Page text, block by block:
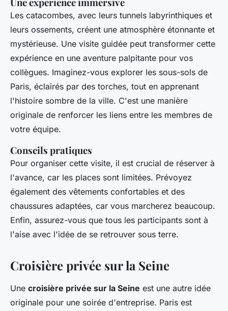
Les catacombes, avec leurs tunnels labyrinthiques et
leurs ossements, créent une atmosphère étonnante et
mystérieuse. Une visite guidée peut transformer cette
expérience en une aventure palpitante pour vos
collègues. Imaginez-vous explorer les sous-sols de
Paris, éclairés par des torches, tout en apprenant
l'histoire sombre de la ville. C'est une manière
originale de renforcer les liens entre les membres de
votre équipe.
Conseils pratiques
Pour organiser cette visite, il est crucial de réserver à
l'avance, car les places sont limitées. Prévoyez
également des vêtements confortables et des
chaussures adaptées, car vous marcherez beaucoup.
Enfin, assurez-vous que tous les participants sont à
l'aise avec l'idée de se retrouver sous terre.
Croisière privée sur la Seine
Une croisière privée sur la Seine est une autre idée
originale pour une soirée d'entreprise. Paris est